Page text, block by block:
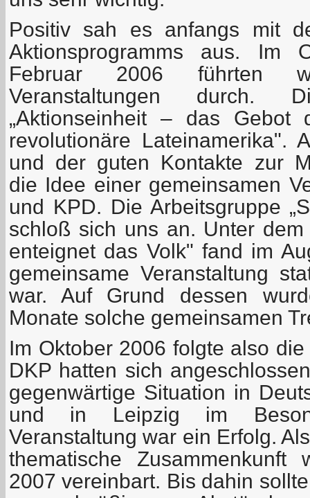
Positiv sah es anfangs mit
Aktionsprogramms aus. Im
Februar 2006 führten
Veranstaltungen durch.
„Aktionseinheit – das Gebot
revolutionäre Lateinamerika".
und der guten Kontakte zur
die Idee einer gemeinsamen
und KPD. Die Arbeitsgruppe
schloß sich uns an. Unter dem
enteignet das Volk" fand im
gemeinsame Veranstaltung
war. Auf Grund dessen
Monate solche gemeinsamen
Im Oktober 2006 folgte also
DKP hatten sich
gegenwärtige Situation in
und in Leipzig im
Veranstaltung war ein Erfolg.
thematische
2007 vereinbart. Bis dahin